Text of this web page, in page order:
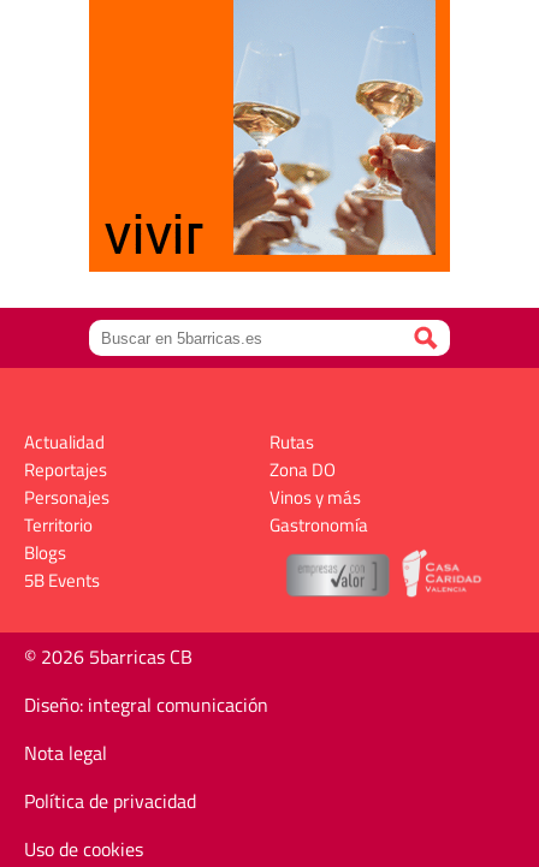
Actualidad
Reportajes
Personajes
Territorio
Rutas
Zona DO
Vinos y más
Gastronomía
Blogs
5B Events
© 2026 5barricas CB
Diseño: integral comunicación
Nota legal
Política de privacidad
Uso de cookies